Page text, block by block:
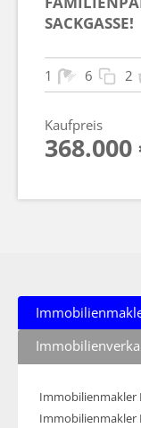
SACKGASSE!
1 6 2
Kaufpreis
368.000
Immobilienmakler
Immobilienmakler